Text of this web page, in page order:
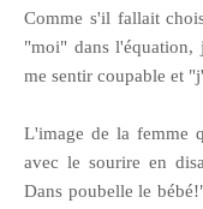
Comme s'il fallait
"moi" dans l'équation,
me sentir coupable et
L'image de la femme
avec le sourire en
Dans poubelle le